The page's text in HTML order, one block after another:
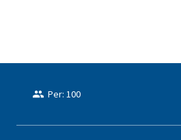
Per: 100